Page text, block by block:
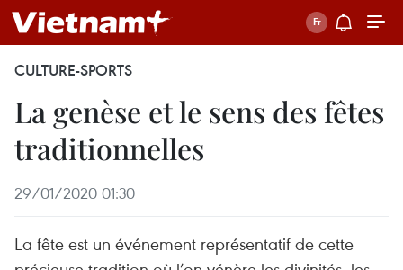
CULTURE-SPORTS
La genèse et le sens des fêtes
traditionnelles
29/01/2020 01:30
La fête est un événement représentatif de cette